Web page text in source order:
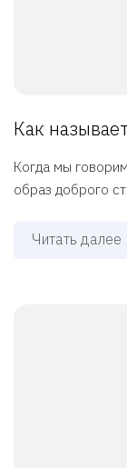
Как
Когда мы
образ доброго
Читать далее